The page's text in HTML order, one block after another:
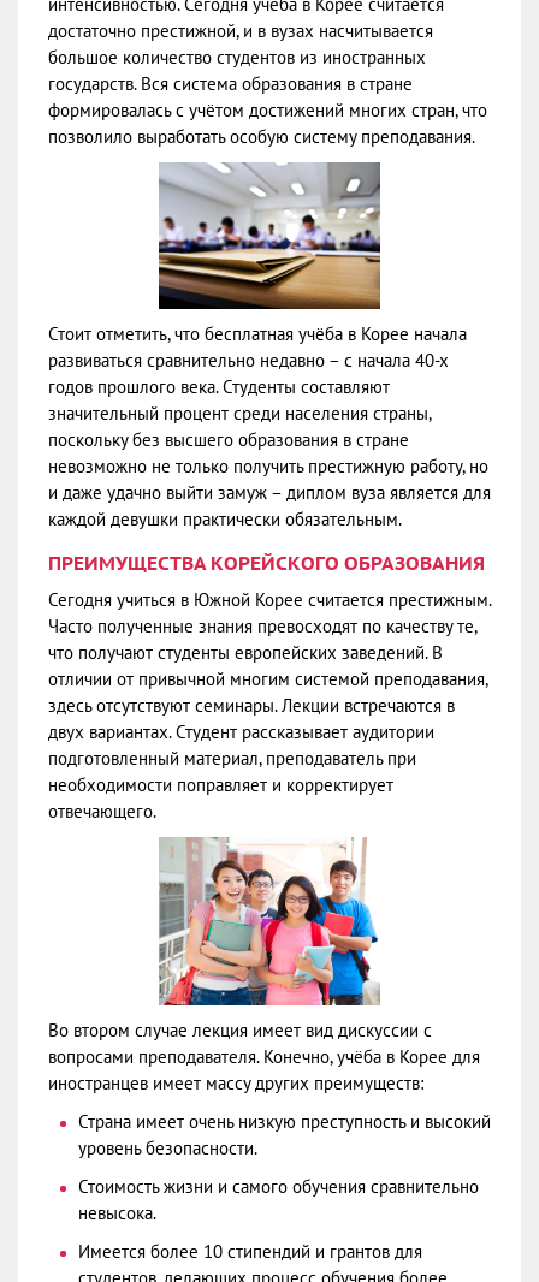
достаточно престижной, и в вузах насчитывается
большое количество студентов из иностранных
государств. Вся система образования в стране
формировалась с учётом достижений многих стран, что
позволило выработать особую систему преподавания.
Стоит отметить, что бесплатная учёба в Корее начала
развиваться сравнительно недавно – с начала 40-х
годов прошлого века. Студенты составляют
значительный процент среди населения страны,
поскольку без высшего образования в стране
невозможно не только получить престижную работу, но
и даже удачно выйти замуж – диплом вуза является для
каждой девушки практически обязательным.
ПРЕИМУЩЕСТВА КОРЕЙСКОГО ОБРАЗОВАНИЯ
Сегодня учиться в Южной Корее считается престижным.
Часто полученные знания превосходят по качеству те,
что получают студенты европейских заведений. В
отличии от привычной многим системой преподавания,
здесь отсутствуют семинары. Лекции встречаются в
двух вариантах. Студент рассказывает аудитории
подготовленный материал, преподаватель при
необходимости поправляет и корректирует
отвечающего.
Во втором случае лекция имеет вид дискуссии с
вопросами преподавателя. Конечно, учёба в Корее для
иностранцев имеет массу других преимуществ:
Страна имеет очень низкую преступность и высокий
уровень безопасности.
Стоимость жизни и самого обучения сравнительно
невысока.
Имеется более 10 стипендий и грантов для